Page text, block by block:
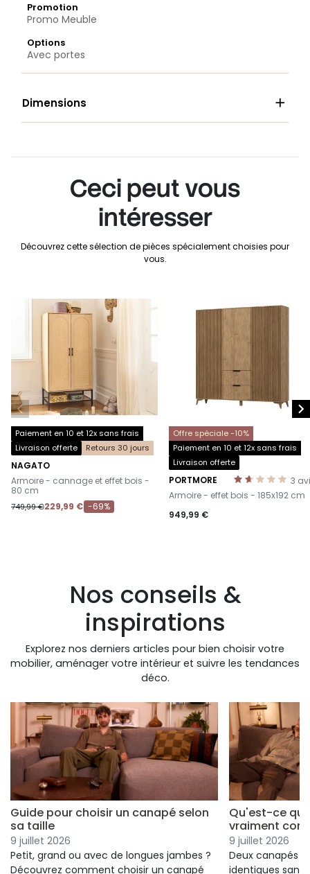
Promotion
Promo Meuble
Options
Avec portes
Dimensions 
Ceci peut vous
intéresser
Découvrez cette sélection de pièces spécialement choisies pour
vous.
Paiement en 10 et 12x sans frais
Livraison offerte
Retours 30 jours
NAGATO
-
Armoire - cannage et effet bois -
80 cm
749,99 €229,99 € -69%
Offre spéciale -10%
Paiement en 10 et 12x sans frais
Livraison offerte
3
PORTMORE
-
Armoire - effet bois - 185x192 cm
949,99 €
 
Nos conseils &
inspirations
Explorez nos derniers articles pour bien choisir votre
mobilier, aménager votre intérieur et suivre les tendances
déco.
Guide pour choisir un canapé selon
sa taille
9 juillet 2026
Petit, grand ou avec de longues jambes ?
Découvrez comment choisir un canapé
Qu'est-ce qui
vraiment
9 juillet 2026
Deux canapés
identiques